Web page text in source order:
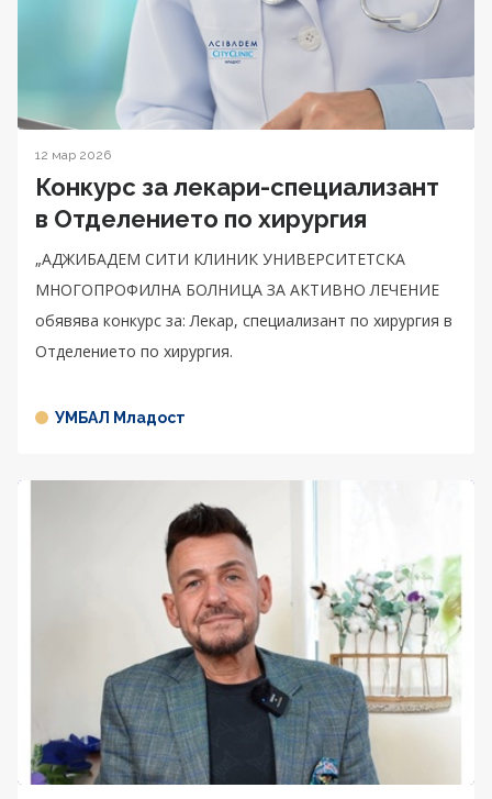
12 мар 2026
Конкурс за лекари-специализант
в Отделението по хирургия
„АДЖИБАДЕМ СИТИ КЛИНИК УНИВЕРСИТЕТСКА
МНОГОПРОФИЛНА БОЛНИЦА ЗА АКТИВНО ЛЕЧЕНИЕ
обявява конкурс за: Лекар, специализант по хирургия в
Отделението по хирургия.
УМБАЛ Младост